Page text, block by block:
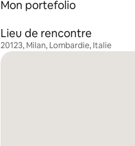
Mon portefolio
Lieu de rencontre
20123, Milan, Lombardie, Italie